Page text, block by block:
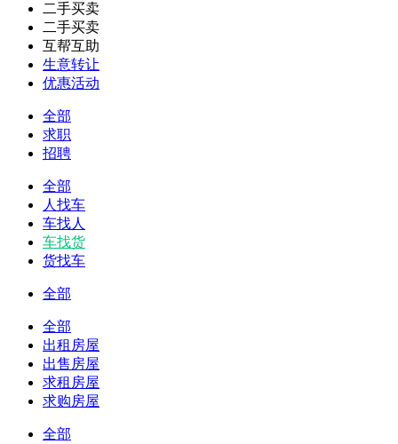
二手买卖
二手买卖
互帮互助
生意转让
优惠活动
全部
求职
招聘
全部
人找车
车找人
车找货
货找车
全部
全部
出租房屋
出售房屋
求租房屋
求购房屋
全部